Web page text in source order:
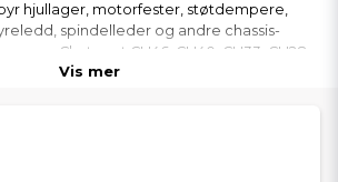
hjullager, motorfester, støtdempere,
spindelleder og andre chassis-
Chatenet CH46, CH40, CH33, CH28,
Barooder. Alle deler er nøye utvalgt for å gi
Vis mer